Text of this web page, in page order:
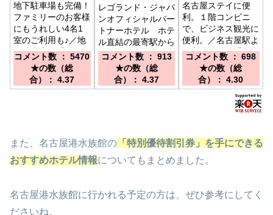
地下駐車場も完備！
ファミリーのお客様
にもうれしい4名1
室のご利用も♪／地
下鉄東山線「栄駅」
12番出口より徒歩
コメント数 ： 5470
★の数（総
合）： 4.37
レゴランド・ジャパ
ンオフィシャルパー
トナーホテル ホテ
ル直結の最寄駅から
電車で22分の好ア
クセス♪／名古屋駅
よりあおなみ線で１
駅３分「ささしまラ
下車
コメント数 ： 913
★の数（総
合）： 4.37
名古屋ステイに便
利。１階コンビニ
で、ビジネス観光に
便利。／名古屋駅よ
り市営地下鉄「東山
線 栄駅」５分 1番
出口より徒歩2分、
名古屋駅「桜通り
口」タクシーより
コメント数 ： 698
★の数（総
合）： 4.30
また、名古屋港水族館の 「特別優待割引券」を手にできる
おすすめホテル情報についてもまとめました。
名古屋港水族館に行かれる予定の方は、ぜひ参考にしてく
ださいね。